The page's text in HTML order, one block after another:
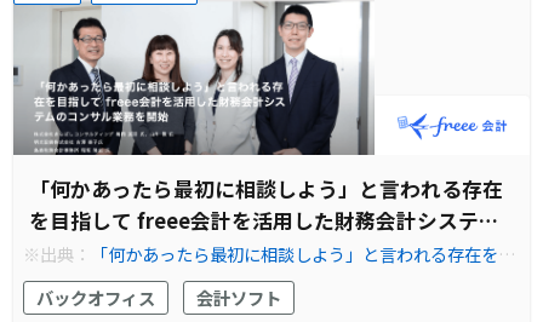
「何かあったら最初に相談しよう」と言われる存在
を目指して freee会計を活用した財務会計システム
のコンサル業務を開始
※出典：
「何かあったら最初に相談しよう」と言われる存在を目
指して freee会計を活用した財務会計システムのコンサル業務を
開始
バックオフィス
会計ソフト